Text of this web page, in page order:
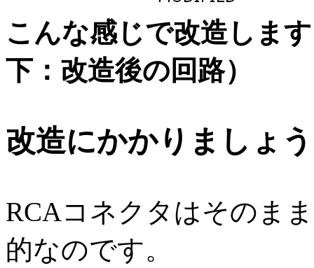
こんな感じで改造しま
下：改造後の回路）
改造にかかりましょ
RCAコネクタはそのま
的なのです。